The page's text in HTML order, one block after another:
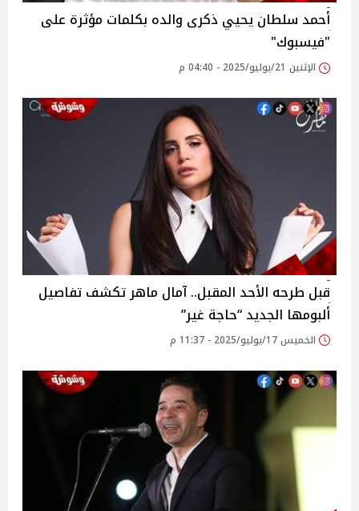
أحمد سلطان يحيي ذكرى والده بكلمات مؤثرة على
"فيسبوك"
الإثنين 21/يوليو/2025 - 04:40 م
قبل طرحه الأحد المقبل.. آمال ماهر تكشف تفاصيل
ألبومها الجديد “حاجة غير”
الخميس 17/يوليو/2025 - 11:37 م